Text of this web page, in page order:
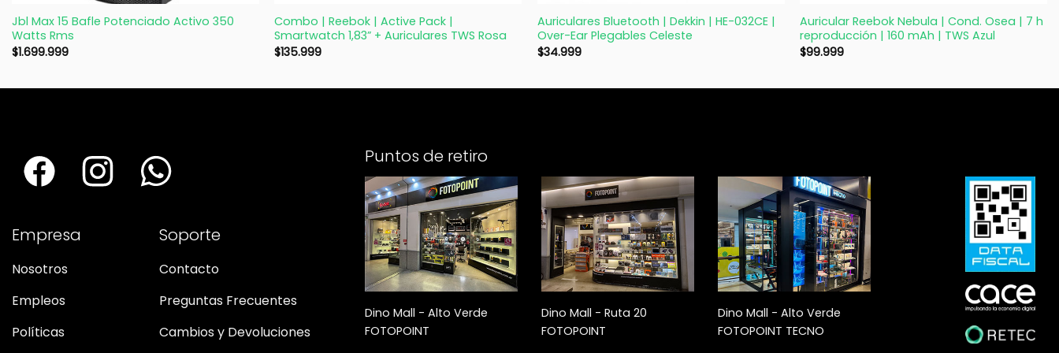
Jbl Max 15 Bafle Potenciado Activo 350
Watts Rms
$1.699.999
Combo | Reebok | Active Pack |
Smartwatch 1,83” + Auriculares TWS Rosa
$135.999
Auriculares Bluetooth | Dekkin | HE-032CE |
Over-Ear Plegables Celeste
$34.999
Auricular Reebok Nebula | Cond. Osea | 7 h
reproducción | 160 mAh | TWS Azul
$99.999
Empresa
Nosotros
Empleos
Políticas
Soporte
Contacto
Preguntas Frecuentes
Cambios y Devoluciones
Puntos de retiro
Dino Mall - Alto Verde
FOTOPOINT
Dino Mall - Ruta 20
FOTOPOINT
Dino Mall - Alto Verde
FOTOPOINT TECNO